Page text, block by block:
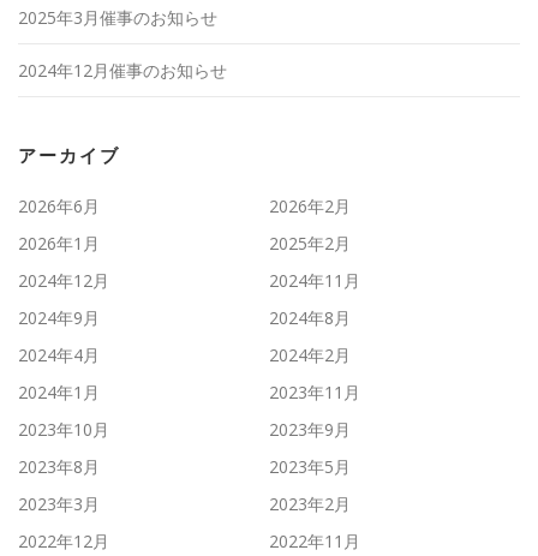
2025年3月催事のお知らせ
2024年12月催事のお知らせ
アーカイブ
2026年6月
2026年2月
2026年1月
2025年2月
2024年12月
2024年11月
2024年9月
2024年8月
2024年4月
2024年2月
2024年1月
2023年11月
2023年10月
2023年9月
2023年8月
2023年5月
2023年3月
2023年2月
2022年12月
2022年11月